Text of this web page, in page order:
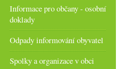
Informace pro občany - osobní
doklady
Odpady informování obyvatel
Spolky a organizace v obci